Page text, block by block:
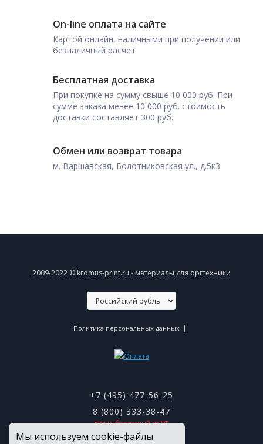
On-line оплата на сайте
Картой онлайн, наличными при получении или
безналичный расчет
Бесплатная доставка
При покупке на сумму свыше 10 000 руб. При
сумме заказа менее 10 000 руб. стоимость
доставки составляет 300 руб.
Обмен или возврат товара
м. Варшавская, Болотниковская ул., д.5к3
2009-2022 © kromus-print.ru - материалы для оргтехники
Политика персональных данных |
+7 (495) 477-56-25
8 (800) 333-38-47
Звонок бесплатный по РФ
Мы используем cookie-файлы